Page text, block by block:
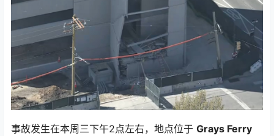
事故发生在本周三下午2点左右，地点位于 Grays Ferry